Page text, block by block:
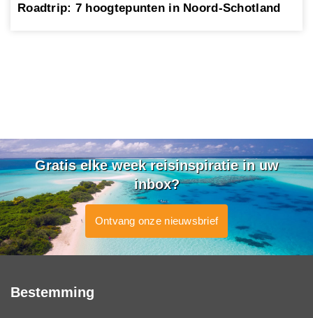
Roadtrip: 7 hoogtepunten in Noord-Schotland
Gratis elke week reisinspiratie in uw
inbox?
Ontvang onze nieuwsbrief
Bestemming